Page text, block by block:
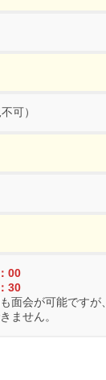
可）
00
30
面会が可能ですが
ません。